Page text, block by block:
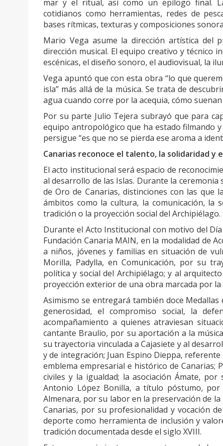
mar y el ritual, así como un epílogo final.
cotidianos como herramientas, redes de
bases rítmicas, texturas y composiciones
Mario Vega asume la dirección artística del
dirección musical. El equipo creativo y técnico
escénicas, el diseño sonoro, el audiovisual, la
Vega apuntó que con esta obra “lo que
isla” más allá de la música. Se trata de
agua cuando corre por la acequia, cómo
Por su parte Julio Tejera subrayó que para
equipo antropológico que ha estado filmando
persigue “es que no se pierda ese aroma a
Canarias reconoce el talento, la solidaridad y
El acto institucional será espacio de
al desarrollo de las Islas. Durante la
de Oro de Canarias, distinciones con las que
ámbitos como la cultura, la comunicación, la
tradición o la proyección social del Archipiélago.
Durante el Acto Institucional con motivo del
Fundación Canaria MAIN, en la modalidad de
a niños, jóvenes y familias en situación de
Morilla, Padylla, en Comunicación, por su
política y social del Archipiélago; y al
proyección exterior de una obra marcada por
Asimismo se entregará también doce
generosidad, el compromiso social, la
acompañamiento a quienes atraviesan
cantante Braulio, por su aportación a la
su trayectoria vinculada a Cajasiete y al
y de integración; Juan Espino Dieppa,
emblema empresarial e histórico de
civiles y la igualdad; la asociación Ámate,
Antonio López Bonilla, a título póstumo,
Almenara, por su labor en la preservación de
Canarias, por su profesionalidad y vocación
deporte como herramienta de inclusión y
tradición documentada desde el siglo XVIII.